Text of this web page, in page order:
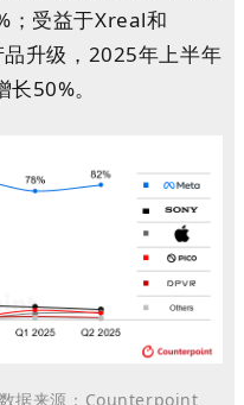
受益于Xreal和
升级，2025年上半年
50%。
数据来源：Counterpoint